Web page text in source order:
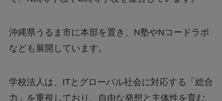
沖縄県うるま市に本部を置き、N塾やNコードラボ
なども展開しています。
学校法人は、ITとグローバル社会に対応する「総合
力」を重視しており、自由な発想と主体性を育む